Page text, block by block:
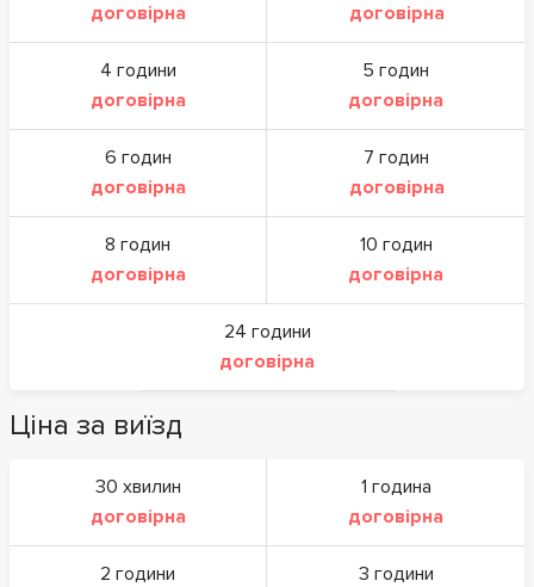
договірна
договірна
4 години
договірна
5 годин
договірна
6 годин
договірна
7 годин
договірна
8 годин
договірна
10 годин
договірна
24 години
договірна
Ціна за виїзд
30 хвилин
договірна
1 година
договірна
2 години
3 години